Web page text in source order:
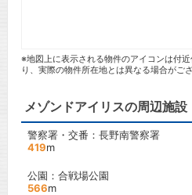
※地図上に表示される物件のアイコンは付
り、実際の物件所在地とは異なる場合がござ
メゾンドアイリスの周辺施設
警察署・交番：長野南警察署
419m
公園：合戦場公園
566m